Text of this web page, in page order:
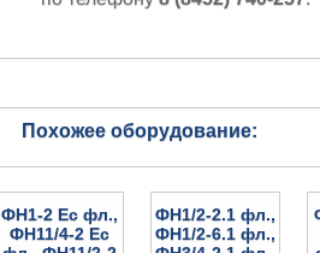
Похожее оборудование:
ФН1-2 Ес фл.,
ФН11/4-2 Ес
ФН1/2-2.1 фл.,
ФН1/2-6.1 фл.,